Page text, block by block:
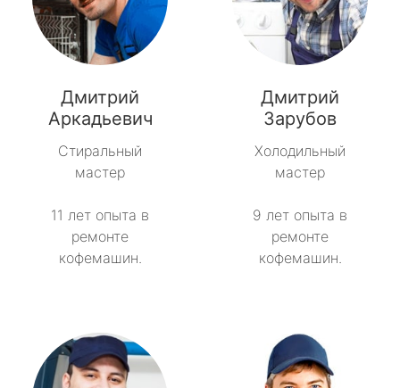
Дмитрий
Аркадьевич
Стиральный
мастер
11 лет опыта в
ремонте
кофемашин.
Дмитрий
Зарубов
Холодильный
мастер
9 лет опыта в
ремонте
кофемашин.